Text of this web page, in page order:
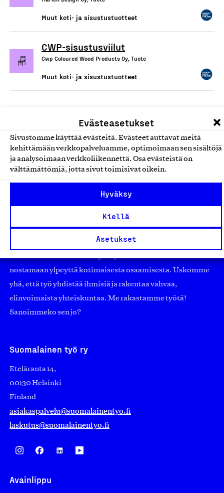
Evästeasetukset
Sivustomme käyttää evästeitä. Evästeet auttavat meitä
kehittämään verkkopalveluamme, optimoimaan sen sisältöjä
ja analysoimaan verkkoliikennettä. Osa evästeistä on
välttämättömiä, jotta sivut toimisivat oikein.
Hyväksy
Kiellä
Asetukset
Muut koti- ja sisustustuotteet
CWP-sisustusviilut
Cwp Coloured Wood Products Oy, Tuote
Muut koti- ja sisustustuotteet
työmarkkinajärjestöistä riippumaton yhdistys.
Jäseninämme on koko suomalaisen yhteiskunnan kirjo
pienistä pajoista ja yhteisöistä kansainvälisiin
suuryrityksiin. Meidät on perustettu yli 100 vuotta sitten
nostamaan ylpeyttä kotimaisesta osaamisesta. Uskomme
yhä, että työ yhdistää ihmisiä ja rakentaa vahvaa,
elinvoimaista yhteiskuntaa. Me rakastamme työtä!
Sanoimmeko sen jo?
Suomalainen työ ry
Eteläranta 14,
00130 Helsinki
Finland
asiakaspalvelu@suomalainentyo.fi
laskutus@suomalainentyo.fi
Avainlippu